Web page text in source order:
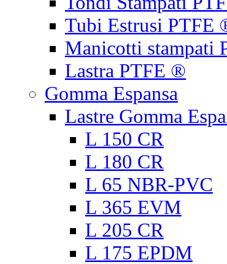
Tubi Estrusi PTFE
Manicotti stampati
Lastra PTFE ®
Gomma Espansa
Lastre Gomma
L 150 CR
L 180 CR
L 65 NBR-PVC
L 365 EVM
L 205 CR
L 175 EPDM